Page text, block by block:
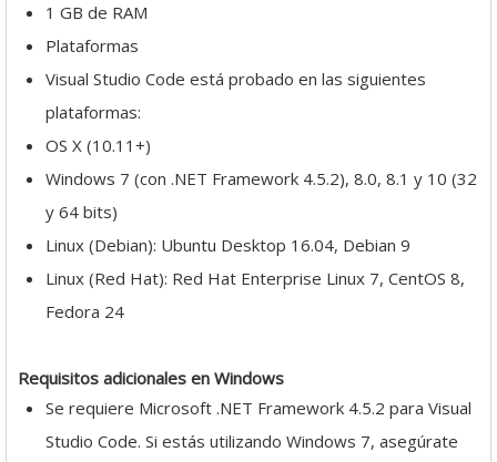
1 GB de RAM
Plataformas
Visual Studio Code está probado en las siguientes
plataformas:
OS X (10.11+)
Windows 7 (con .NET Framework 4.5.2), 8.0, 8.1 y 10 (32
y 64 bits)
Linux (Debian): Ubuntu Desktop 16.04, Debian 9
Linux (Red Hat): Red Hat Enterprise Linux 7, CentOS 8,
Fedora 24
Requisitos adicionales en Windows
Se requiere Microsoft .NET Framework 4.5.2 para Visual
Studio Code. Si estás utilizando Windows 7, asegúrate